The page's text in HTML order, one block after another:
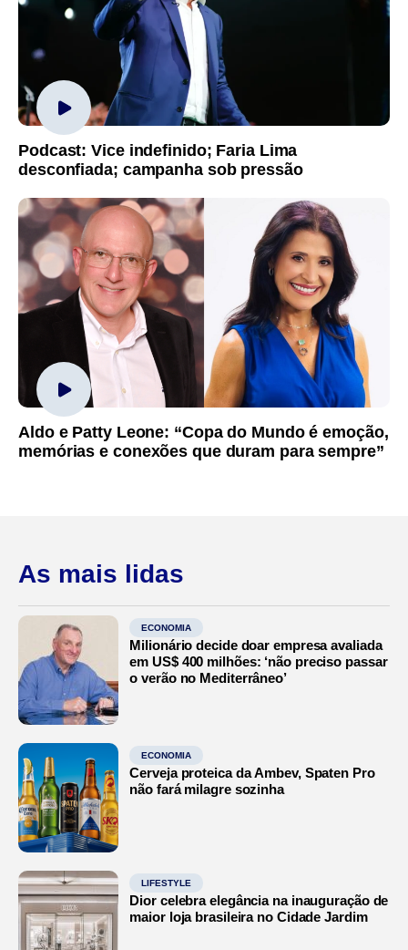
Podcast: Vice indefinido; Faria Lima
desconfiada; campanha sob pressão
Aldo e Patty Leone: “Copa do Mundo é emoção,
memórias e conexões que duram para sempre”
As mais lidas
ECONOMIA
Milionário decide doar empresa avaliada
em US$ 400 milhões: ‘não preciso passar
o verão no Mediterrâneo’
ECONOMIA
Cerveja proteica da Ambev, Spaten Pro
não fará milagre sozinha
LIFESTYLE
Dior celebra elegância na inauguração de
maior loja brasileira no Cidade Jardim